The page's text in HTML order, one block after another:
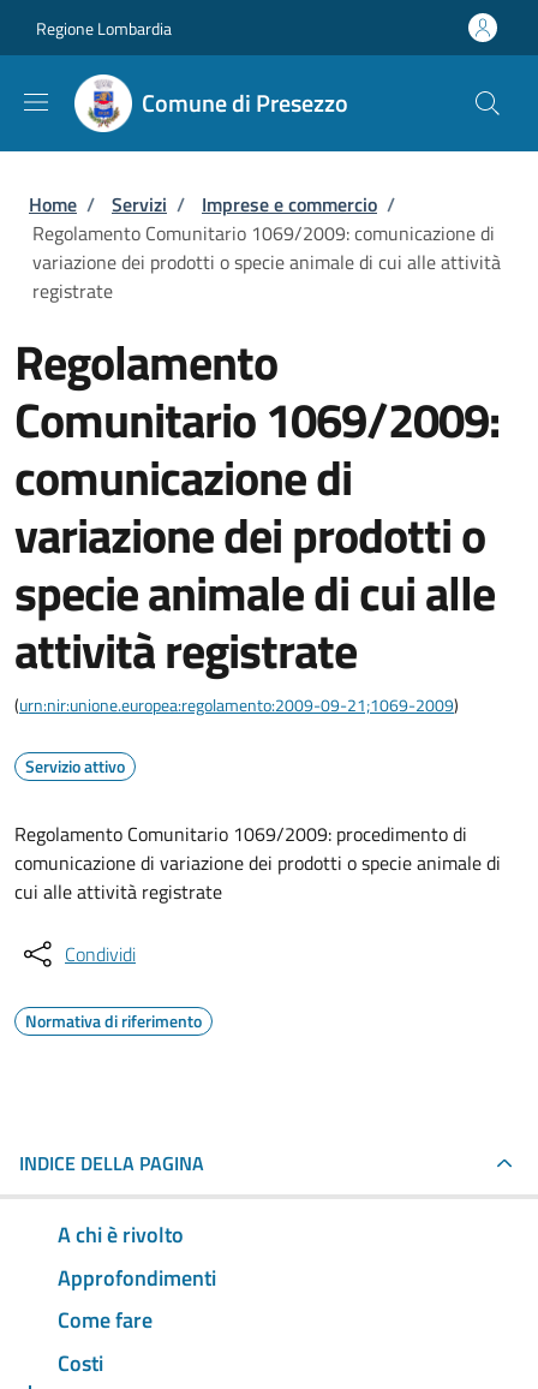
Regione Lombardia
Comune di Presezzo
Briciole di pane
Home / Servizi / Imprese e commercio /
Regolamento Comunitario 1069/2009: comunicazione di
variazione dei prodotti o specie animale di cui alle attività
registrate
Regolamento
Comunitario 1069/2009:
comunicazione di
variazione dei prodotti o
specie animale di cui alle
attività registrate
(urn:nir:unione.europea:regolamento:2009-09-21;1069-2009)
Servizio attivo
Regolamento Comunitario 1069/2009: procedimento di
comunicazione di variazione dei prodotti o specie animale di
cui alle attività registrate
Condividi
Normativa di riferimento
INDICE DELLA PAGINA
A chi è rivolto
Approfondimenti
Come fare
Costi